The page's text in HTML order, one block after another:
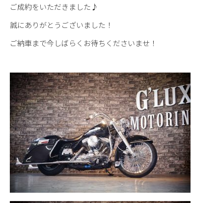
ご成約をいただきました♪
誠にありがとうございました！
ご納車まで今しばらくお待ちくださいませ！